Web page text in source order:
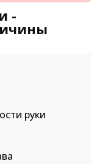
-
руки